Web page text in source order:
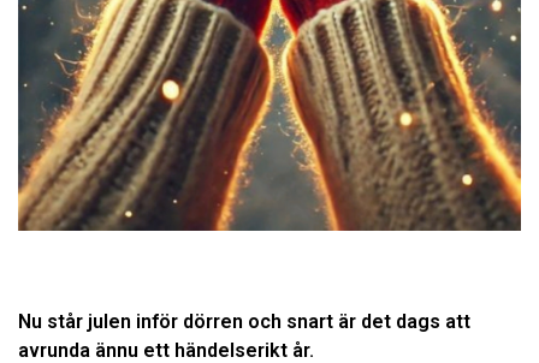
Nu står julen inför dörren och snart är det dags att
avrunda ännu ett händelserikt år.